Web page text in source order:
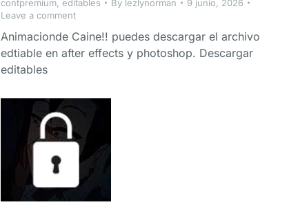
contpremium, editables By lezlynorman
9 junio, 2026
Leave a comment
Animacionde Caine!! puedes descargar el archivo
edtiable en after effects y photoshop. Descargar
editables